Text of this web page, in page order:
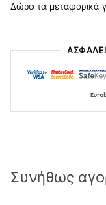
Δώρο τα μεταφορικά
Συνήθως